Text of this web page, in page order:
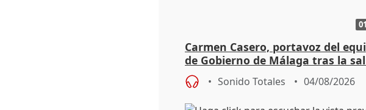
Carmen Casero, portavoz del
de Gobierno de Málaga tras la
de Pérez de Siles
Sonido Totales 04/08/2026